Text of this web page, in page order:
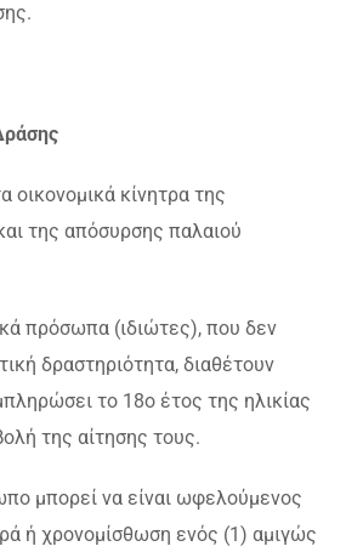
οικονομικά κίνητρα της
της απόσυρσης παλαιού
πρόσωπα (ιδιώτες), που δεν
δραστηριότητα, διαθέτουν
το 18ο έτος της ηλικίας
της αίτησης τους.
μπορεί να είναι ωφελούμενος
ή χρονομίσθωση ενός (1) αμιγώς